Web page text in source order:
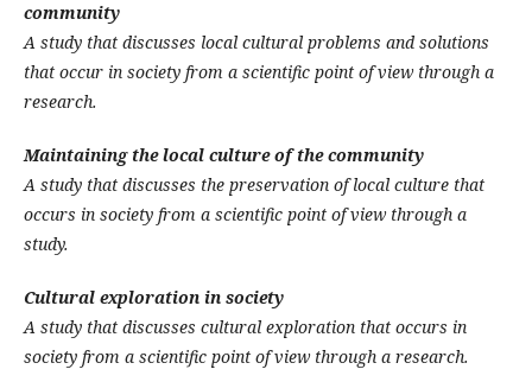
community
A study that discusses local cultural problems and solutions
that occur in society from a scientific point of view through a
research.
Maintaining the local culture of the community
A study that discusses the preservation of local culture that
occurs in society from a scientific point of view through a
study.
Cultural exploration in society
A study that discusses cultural exploration that occurs in
society from a scientific point of view through a research.